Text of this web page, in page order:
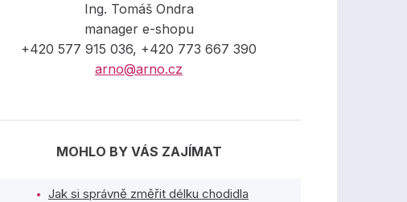
Ing. Tomáš Ondra
manager e-shopu
+420 577 915 036, +420 773 667 390
arno@arno.cz
MOHLO BY VÁS ZAJÍMAT
Jak si správně změřit délku chodidla